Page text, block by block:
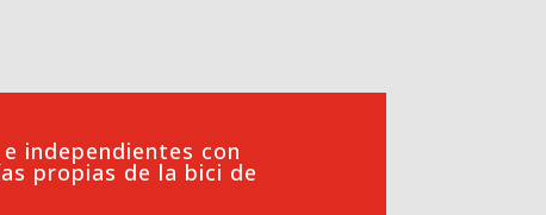
independientes con
propias de la bici de